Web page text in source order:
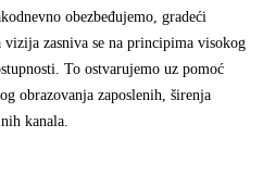
obezbeđujemo, gradeći
vizija zasniva se na principima visokog
To ostvarujemo uz pomoć
obrazovanja zaposlenih, širenja
kanala.